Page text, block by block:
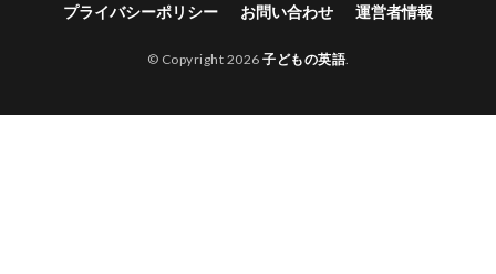
プライバシーポリシー お問い合わせ 運営者情報
© Copyright 2026 子どもの英語